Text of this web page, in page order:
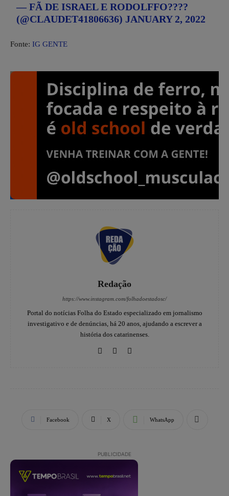
— FÃ DE ISRAEL E RODOLFFO????
(@CLAUDET41806636) JANUARY 2, 2022
Fonte: IG GENTE
Redação
https://www.instagram.com/folhadoestadosc/
Portal do notícias Folha do Estado especializado em jornalismo
investigativo e de denúncias, há 20 anos, ajudando a escrever a
história dos catarinenses.
Facebook X WhatsApp
PUBLICIDADE